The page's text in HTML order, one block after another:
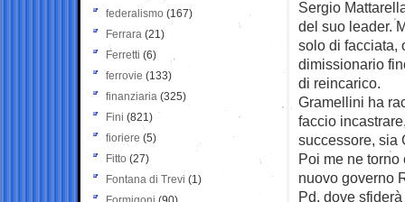
Sergio
del suo leader.
solo di facciata,
dimissionario
di reincarico.
Gramellini ha
faccio
successore, sia
Poi me ne
nuovo governo
Pd, dove
federalismo (167)
Ferrara (21)
Ferretti (6)
ferrovie (133)
finanziaria (325)
Fini (821)
fioriere (5)
Fitto (27)
Fontana di Trevi (1)